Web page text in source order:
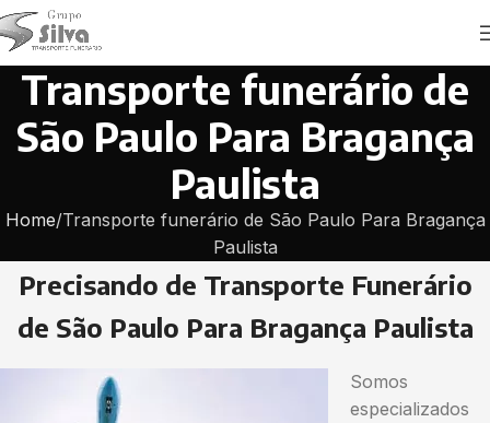
Transporte funerário de
São Paulo Para Bragança
Paulista
Home Transporte funerário de São Paulo Para Bragança
Paulista
Precisando de Transporte Funerário
de São Paulo Para Bragança Paulista
Somos
especializados